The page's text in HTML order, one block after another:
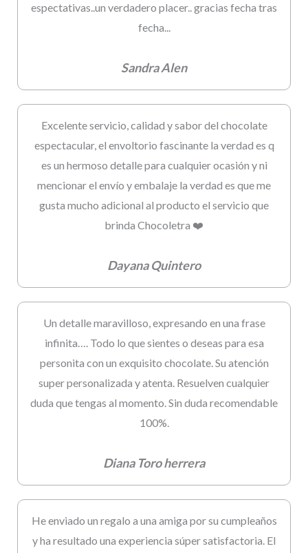
espectativas..un verdadero placer.. gracias fecha tras
fecha...
Sandra Alen
Excelente servicio, calidad y sabor del chocolate
espectacular, el envoltorio fascinante la verdad es q
es un hermoso detalle para cualquier ocasión y ni
mencionar el envío y embalaje la verdad es que me
gusta mucho adicional al producto el servicio que
brinda Chocoletra ❤️
Dayana Quintero
Un detalle maravilloso, expresando en una frase
infinita…. Todo lo que sientes o deseas para esa
personita con un exquisito chocolate. Su atención
super personalizada y atenta. Resuelven cualquier
duda que tengas al momento. Sin duda recomendable
100%.
Diana Toro herrera
He enviado un regalo a una amiga por su cumpleaños
y ha resultado una experiencia súper satisfactoria. El